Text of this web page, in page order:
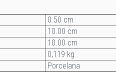
0.50 cm
10.00 cm
10.00 cm
0,119 kg
Porcelana